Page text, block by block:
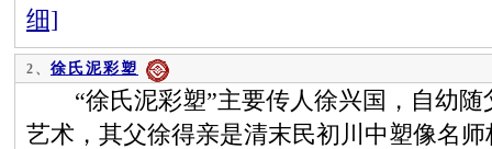
细]
2、 徐氏泥彩塑
“徐氏泥彩塑”主要传人徐兴国，自幼随
艺术，其父徐得亲是清末民初川中塑像名